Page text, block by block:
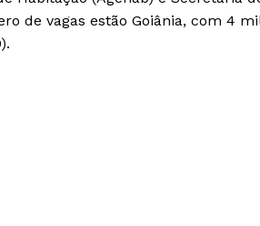
de vagas estão Goiânia, com 4